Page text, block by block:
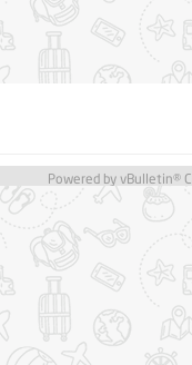
Powered by vBulletin®